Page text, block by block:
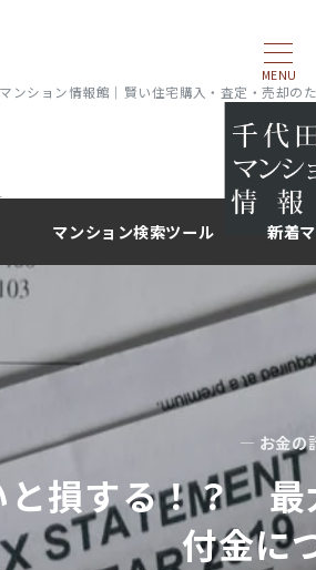
MENU
ンション情報館｜賢い住宅購入・査定・売却の
マンション検索ツール 新着
— お金の
と損する！？
付金に